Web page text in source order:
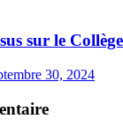
sur le
30, 2024